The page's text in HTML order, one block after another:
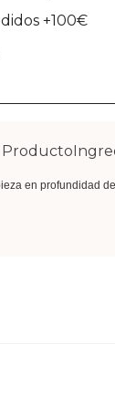
+100€
Producto
en profundidad